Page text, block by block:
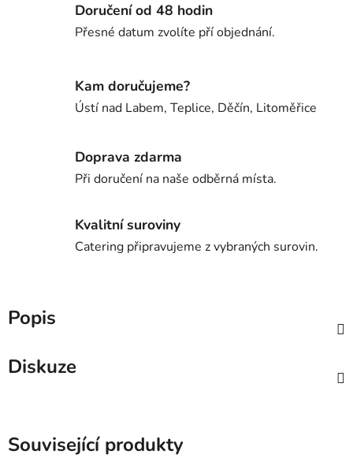
Doručení od 48 hodin
Přesné datum zvolíte pří objednání.
Kam doručujeme?
Ústí nad Labem, Teplice, Děčín, Litoměřice
Doprava zdarma
Při doručení na naše odběrná místa.
Kvalitní suroviny
Catering připravujeme z vybraných surovin.
Popis
Diskuze
Související produkty